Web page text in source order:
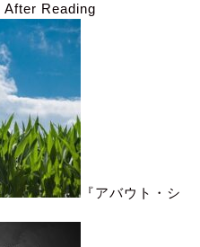
Reading
『アバウト・シ